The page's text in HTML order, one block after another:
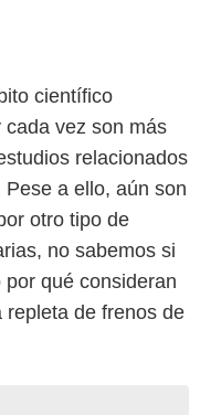
científico
vez son más
relacionados
a ello, aún son
otro tipo de
no sabemos si
qué consideran
de frenos de